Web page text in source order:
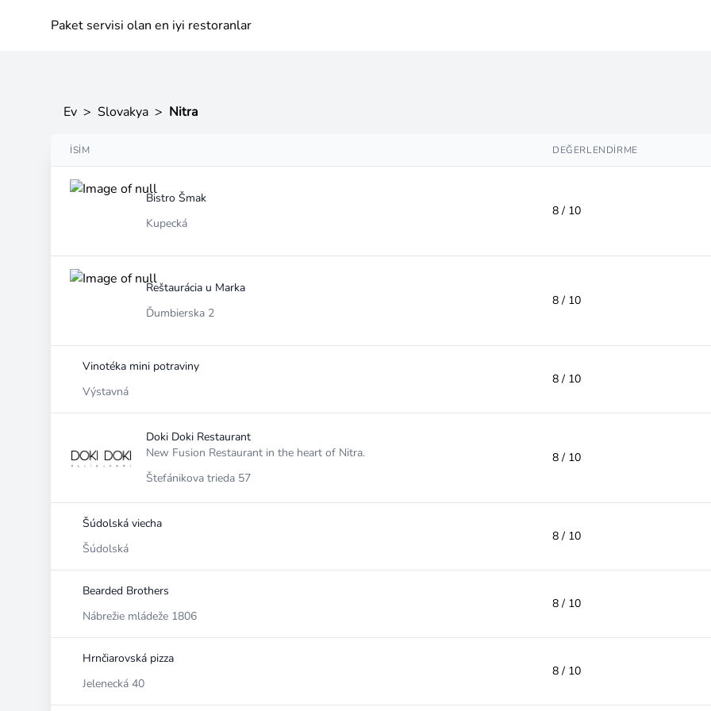
Paket servisi olan en iyi restoranlar
Ev > Slovakya > Nitra
İSIM DEĞERLENDIRME
Bistro Šmak
Kupecká
8 / 10
Reštaurácia u Marka
Ďumbierska 2
8 / 10
Vinotéka mini potraviny
Výstavná
8 / 10
Doki Doki Restaurant
New Fusion Restaurant in the heart of Nitra.
Štefánikova trieda 57
8 / 10
Šúdolská viecha
Šúdolská
8 / 10
Bearded Brothers
Nábrežie mládeže 1806
8 / 10
Hrnčiarovská pizza
Jelenecká 40
8 / 10